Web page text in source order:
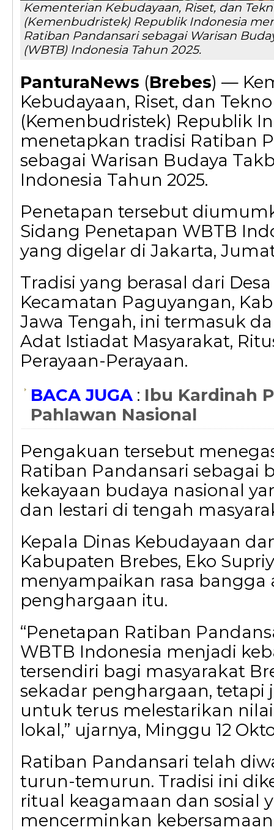
Kementerian Kebudayaan, Riset, dan
(Kemenbudristek) Republik Indonesia
Ratiban Pandansari sebagai Warisan
(WBTB) Indonesia Tahun 2025.
PanturaNews (Brebes) —
Kebudayaan, Riset, dan
(Kemenbudristek) Republik
menetapkan tradisi Ratiban
sebagai Warisan Budaya
Indonesia Tahun 2025.
Penetapan tersebut
Sidang Penetapan WBTB
yang digelar di Jakarta, Jumat
Tradisi yang berasal dari
Kecamatan Paguyangan,
Jawa Tengah, ini termasuk
Adat Istiadat Masyarakat,
Perayaan-Perayaan.
BACA JUGA: Ibu Kardinah
Pahlawan Nasional
Pengakuan tersebut
Ratiban Pandansari sebagai
kekayaan budaya nasional
dan lestari di tengah
Kepala Dinas Kebudayaan
Kabupaten Brebes, Eko
menyampaikan rasa bangga
penghargaan itu.
“Penetapan Ratiban
WBTB Indonesia menjadi
tersendiri bagi masyarakat
sekadar penghargaan, tetapi
untuk terus melestarikan
lokal,” ujarnya, Minggu 12
Ratiban Pandansari telah
turun-temurun. Tradisi ini
ritual keagamaan dan sosial
mencerminkan